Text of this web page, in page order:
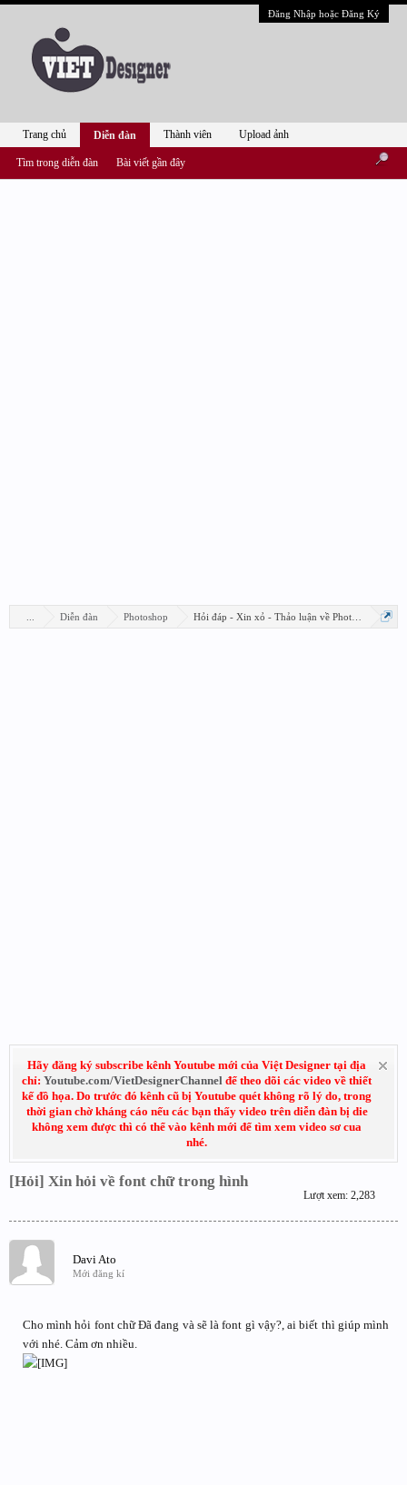
Đăng Nhập hoặc Đăng Ký
Diễn đàn Photoshop Hỏi đáp - Xin xỏ - Thảo luận về Photoshop
Hãy đăng ký subscribe kênh Youtube mới của Việt Designer tại địa
chỉ: Youtube.com/VietDesignerChannel để theo dõi các video về thiết
kế đồ họa. Do trước đó kênh cũ bị Youtube quét không rõ lý do, trong
thời gian chờ kháng cáo nếu các bạn thấy video trên diễn đàn bị die
không xem được thì có thể vào kênh mới để tìm xem video sơ cua
nhé.
[Hỏi] Xin hỏi về font chữ trong hình
Lượt xem: 2,283
Davi Ato
Mới đăng kí
Cho mình hỏi font chữ Đã đang và sẽ là font gì vậy?, ai biết thì giúp mình
với nhé. Cảm ơn nhiều.
Trang chủ Diễn đàn
Tìm trong diễn đàn Bài viết gần đây
Thành viên Upload ảnh